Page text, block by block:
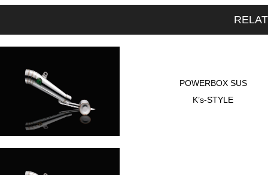
POWERBOX SUS
K’s-STYLE